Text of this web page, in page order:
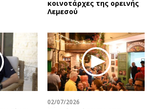
Γυναίκα
Ταξίδια
Συνταγές
Έξοδος
Media
Εκπομπές
κοινοτάρχες της ορεινής
Λεμεσού
02/07/2026